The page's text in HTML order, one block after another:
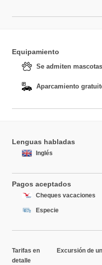
Equipamiento
Se admiten mascotas
Aparcamiento
Lenguas habladas
Inglés
Pagos aceptados
Cheques vacaciones
Especie
Tarifas en
detalle
Excursión de